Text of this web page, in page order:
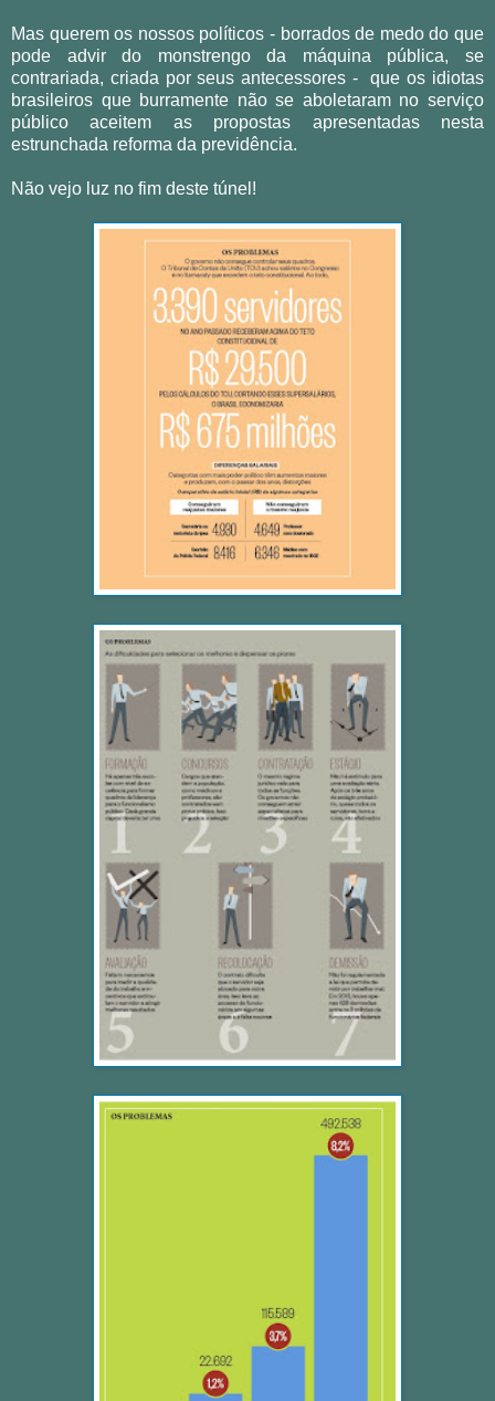
Mas querem os nossos políticos - borrados de medo do que
pode advir do monstrengo da máquina pública, se
contrariada, criada por seus antecessores - que os idiotas
brasileiros que burramente não se aboletaram no serviço
público aceitem as propostas apresentadas nesta
estrunchada reforma da previdência.
Não vejo luz no fim deste túnel!